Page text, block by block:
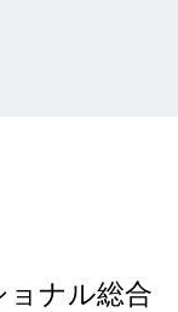
ナル総合